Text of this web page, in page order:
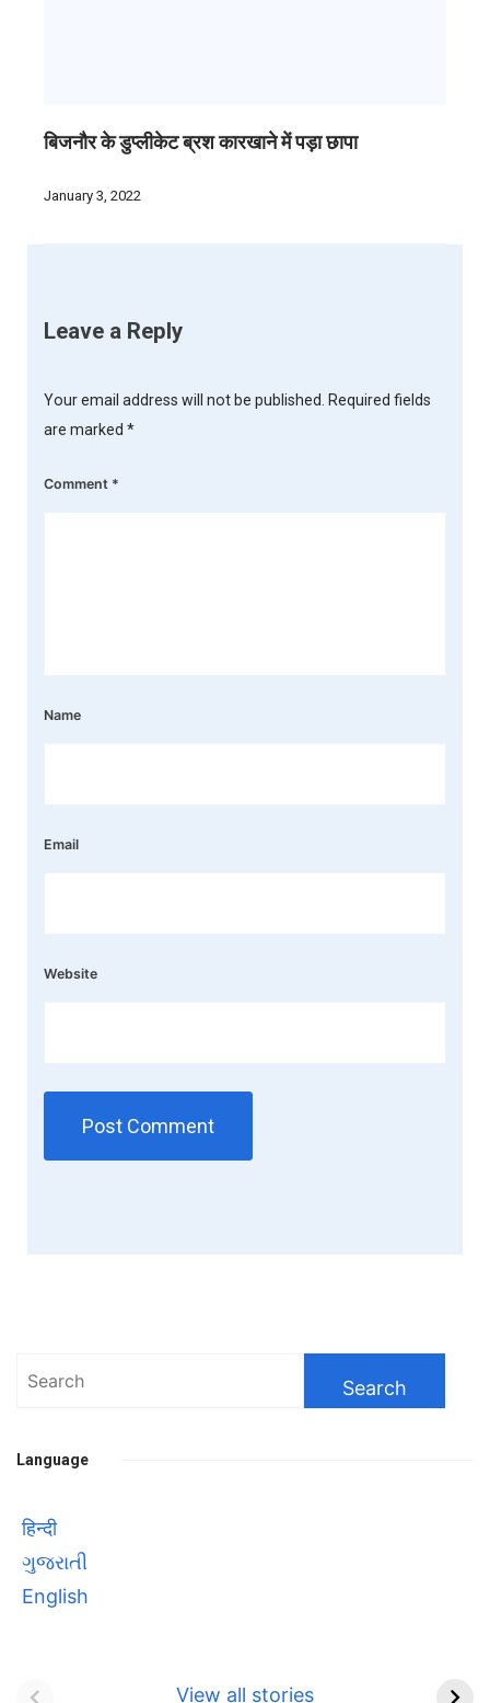
बिजनौर के डुप्लीकेट ब्रश कारखाने में पड़ा छापा
January 3, 2022
Leave a Reply
Your email address will not be published.
Required fields
are marked *
Comment *
Name
Email
Website
Search
Language
हिन्दी
ગુજરાતી
English
View all stories
Teaser and Trailer
फुले(Savitribai